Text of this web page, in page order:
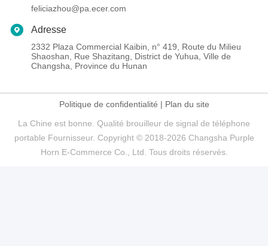
feliciazhou@pa.ecer.com
Adresse
2332 Plaza Commercial Kaibin, n° 419, Route du Milieu
Shaoshan, Rue Shazitang, District de Yuhua, Ville de
Changsha, Province du Hunan
Politique de confidentialité | Plan du site
La Chine est bonne. Qualité brouilleur de signal de téléphone
portable Fournisseur. Copyright © 2018-2026 Changsha Purple
Horn E-Commerce Co., Ltd. Tous droits réservés.